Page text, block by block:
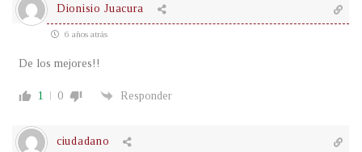
Dionisio Juacura
6 años atrás
De los mejores!!
1 0 Responder
ciudadano